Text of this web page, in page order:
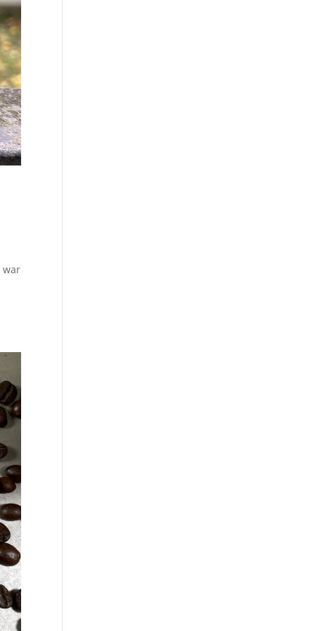
war